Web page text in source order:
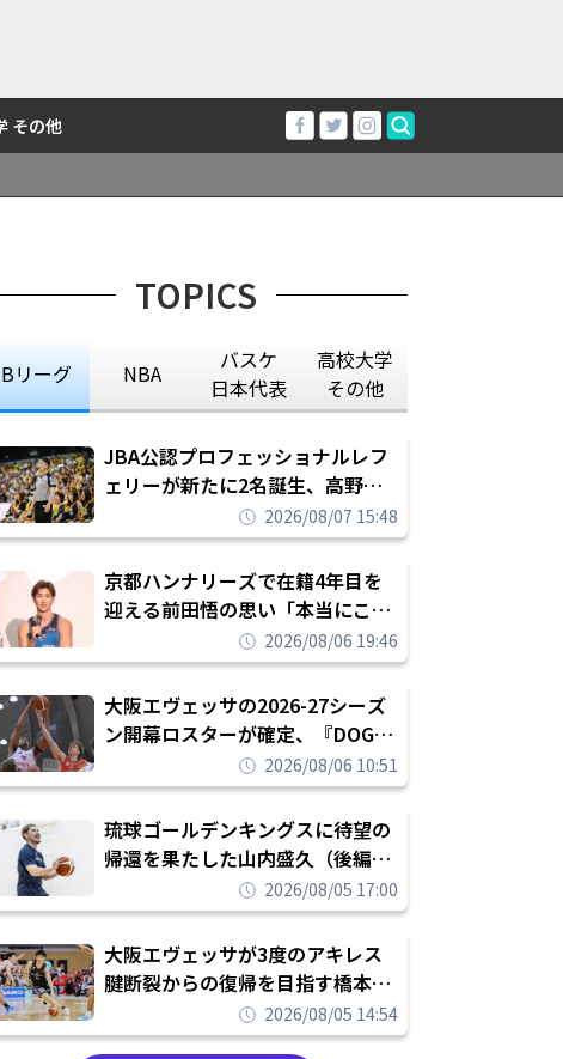
その他
TOPICS
Bリーグ NBA
バスケ
日本代表
高校大学
その他
JBA公認プロフェッショナルレフ
ェリーが新たに2名誕生、高野晃
平は16年間続けた会社員生活に別
れを告げてプロ転向を決断
2026/08/07 15:48
京都ハンナリーズで在籍4年目を
迎える前田悟の思い「本当にこの
チームで勝ちたい、負けたまま舐
められたまま終わりたくない」
2026/08/06 19:46
大阪エヴェッサの2026-27シーズ
ン開幕ロスターが確定、『DOG
FIGHT』のチームカルチャーを推
し進めて結果を求めるシーズンへ
2026/08/06 10:51
琉球ゴールデンキングスに待望の
帰還を果たした山内盛久（後編）
「1人のウチナーンチュとしてみ
んなが誇りに思えるチームにして
いく」
2026/08/05 17:00
大阪エヴェッサが3度のアキレス
腱断裂からの復帰を目指す橋本拓
哉と契約を締結「もう一度コート
に立ちたい」
2026/08/05 14:54